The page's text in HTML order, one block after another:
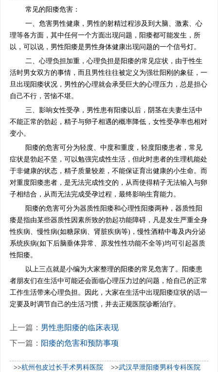
常见的阳痿危害：
一、危害男性健康，男性的射精过程涉及到大脑、激素、心
理等各方面，其中任何一个方面出现问题，阳痿都可能发生，所
以，可以说，男性阳痿是男性身体健康出现问题的一个信号灯。
二、心理负担加重，心理负担是阳痿的常见症状，由于性生
活时男女双方的事情，而且男性往往被定义为强壮阳刚的象征，一
旦出现阳痿状况，男性的心理就会承受巨大的心理压力，总是担心
自己不行，苦恼不堪。
三、影响女性受孕，男性患有阳痿以后，阴茎在夫妻生活中
不能正常的勃起，精子与卵子相遇的概率降低，女性受孕率也相对
变小。
阳痿的危害可分为轻度、中度和重度，轻度阳痿患者，常见
症状是勃起不坚，可以勉强完成性生活，但此时患者的生理机能处
于非健康的状态，精子质量较差，不能保证育出健康的小生命。而
对重度阳痿患者，是无法完成性交的，从而使得精子无法输入与卵
子相结合，从而无法完成受孕过程，最终影响生育能力。
阳痿的危害可分为器质性阳痿和心理性阳痿两种，器质性阳
痿是指由某些器质性因素所致的勃起功能障碍，凡是发生严重全身
性疾病、慢性病(如糖尿病、肾脏疾病等)，慢性酒精中毒及内分泌
系统疾病(如下后脑垂体异常、原发性性功能不全等)均可引起器质
性阳痿。
以上三点就是小编为大家整理的阳痿的常见危害了。阳痿患
者朋友们在生活中可能还会面临心理压力过的问题，给自己的正常
工作生活带来心理负担。因此，大家在生活中出现阳痿症状的话一
定要及时调节自己的生活习惯，并去正规医院诊断治疗。
上一篇： 男性患阳痿的临床表现
下一篇： 阳痿的危害和预防事项
>>杭州包皮过长手术男科医院
>>武汉早泄阳痿男科专科医院